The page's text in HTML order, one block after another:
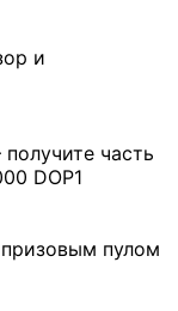
и
часть
DOP1
пулом